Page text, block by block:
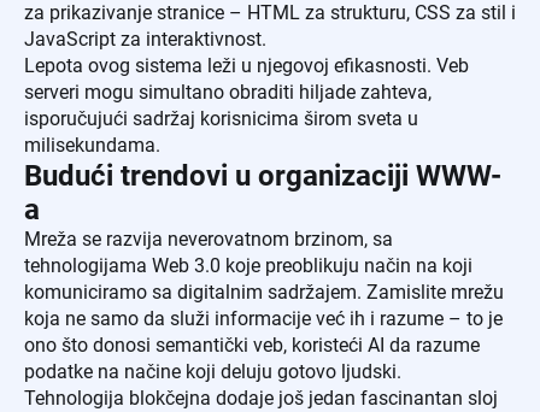
za prikazivanje stranice – HTML za strukturu, CSS za stil i
JavaScript za interaktivnost.
Lepota ovog sistema leži u njegovoj efikasnosti. Veb
serveri mogu simultano obraditi hiljade zahteva,
isporučujući sadržaj korisnicima širom sveta u
milisekundama.
Budući trendovi u organizaciji WWW-
a
Mreža se razvija neverovatnom brzinom, sa
tehnologijama Web 3.0 koje preoblikuju način na koji
komuniciramo sa digitalnim sadržajem. Zamislite mrežu
koja ne samo da služi informacije već ih i razume – to je
ono što donosi semantički veb, koristeći AI da razume
podatke na načine koji deluju gotovo ljudski.
Tehnologija blokčejna dodaje još jedan fascinantan sloj